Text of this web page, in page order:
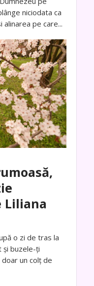
niciodata ca
pe care...
Liliana
o zi de tras la
și buzele-ți
un colț de